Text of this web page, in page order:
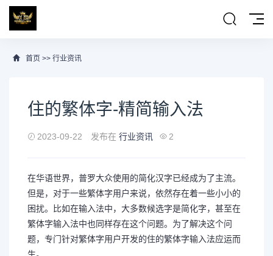
首页 >> 行业资讯
住的繁体字-精简输入法
2023-09-22 发布在 行业资讯 2
在华语世界，普罗大众使用的简化汉字已经成为了主流。
但是，对于一些繁体字用户来说，依然存在着一些小小的
困扰。比如在输入法中，大多数候选字是简化字，甚至在
繁体字输入法中也同样存在这个问题。为了解决这个问
题，专门针对繁体字用户开发的住的繁体字输入法应运而